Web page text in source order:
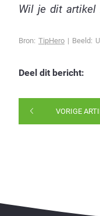
Wil je dit artikel
Bron: TipHero | Beeld:
Deel dit bericht:
VORIGE